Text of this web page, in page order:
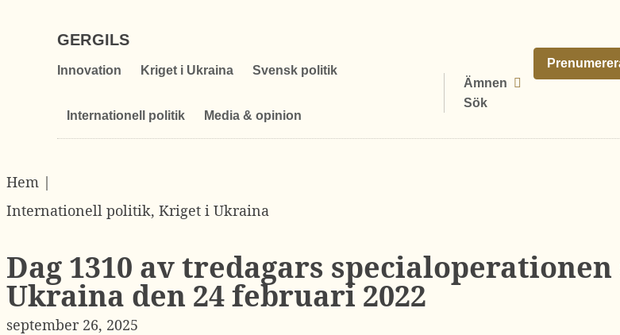
GERGILS
Innovation Kriget i Ukraina Svensk politik
Internationell politik Media & opinion
Ämnen
Sök
Hem |
Internationell politik, Kriget i Ukraina
Dag 1310 av tredagars
Ukraina den 24 februari 2022
september 26, 2025